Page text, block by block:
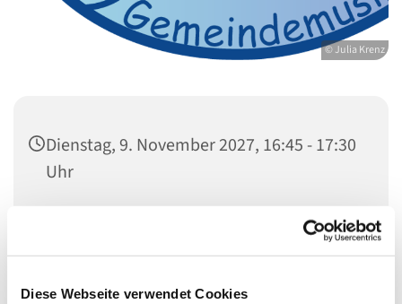
Diese Webseite verwendet Cookies
© Julia Krenz
Dienstag, 9. November 2027, 16:45 - 17:30
Uhr
Invitaskirchengemeinde, Rathenaustr. 45,